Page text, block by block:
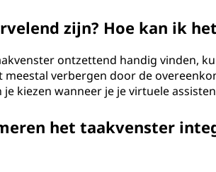
zijn? Hoe kan ik
ontzettend handig vinden,
verbergen door de
kiezen wanneer je je virtuele
het taakvenster